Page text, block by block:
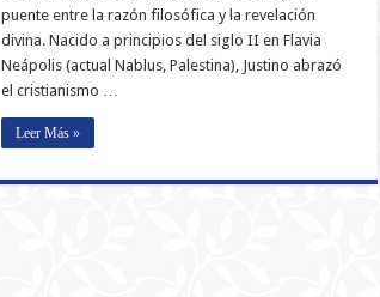
puente entre la razón filosófica y la revelación
divina. Nacido a principios del siglo II en Flavia
Neápolis (actual Nablus, Palestina), Justino abrazó
el cristianismo …
Leer Más »